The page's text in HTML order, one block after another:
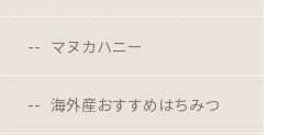
マヌカハニー
海外産おすすめはちみつ